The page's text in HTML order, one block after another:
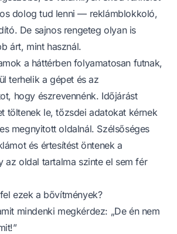
dolog tud lenni — reklámblokkoló,
De sajnos rengeteg olyan is
árt, mint használ.
a háttérben folyamatosan futnak,
terhelik a gépet és az
hogy észrevennénk. Időjárást
töltenek le, tőzsdei adatokat kérnek
megnyitott oldalnál. Szélsőséges
és értesítést öntenek a
az oldal tartalma szinte el sem fér
ezek a bővítmények?
mindenki megkérdez: „De én nem